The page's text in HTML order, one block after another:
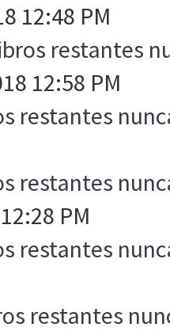
12:48 PM
restantes
12:58 PM
restantes
restantes
PM
restantes
restantes